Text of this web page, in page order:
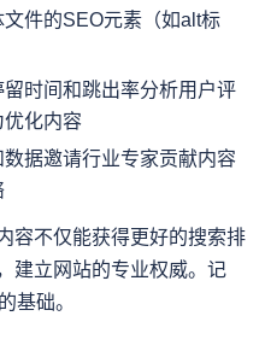
件的SEO元素（如alt标
时间和跳出率分析用户评
优化内容
据邀请行业专家贡献内容
容不仅能获得更好的搜索排
建立网站的专业权威。记
基础。